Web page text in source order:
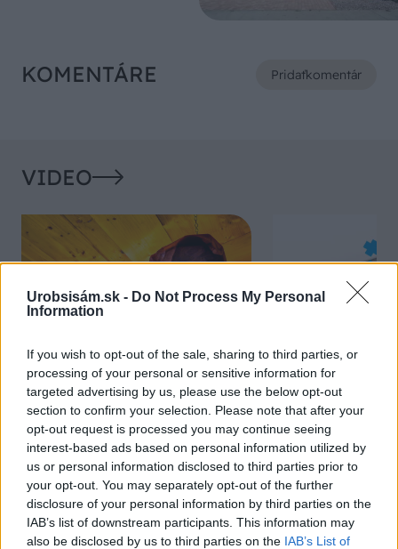
Urobsisám.sk - Do Not Process My Personal
Information
If you wish to opt-out of the sale, sharing to third parties, or
processing of your personal or sensitive information for
targeted advertising by us, please use the below opt-out
section to confirm your selection. Please note that after your
opt-out request is processed you may continue seeing
interest-based ads based on personal information utilized by
us or personal information disclosed to third parties prior to
your opt-out. You may separately opt-out of the further
disclosure of your personal information by third parties on the
IAB’s list of downstream participants. This information may
also be disclosed by us to third parties on the IAB’s List of
KOMENTÁRE Pridaťkomentár
VIDEO
Chcete dominantu interiéru,
ktorá pritiahne pohľady?
Vyrobte si takéto masívne
orechové svietidlo
Prečo klasická
potrubia v
ako to vyriešiť
ZÁHRADA